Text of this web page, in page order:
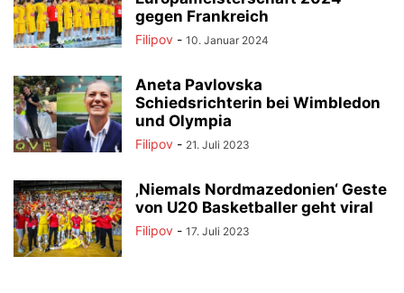
gegen Frankreich
Filipov - 10. Januar 2024
Aneta Pavlovska
Schiedsrichterin bei Wimbledon
und Olympia
Filipov - 21. Juli 2023
‚Niemals Nordmazedonien‘ Geste
von U20 Basketballer geht viral
Filipov - 17. Juli 2023